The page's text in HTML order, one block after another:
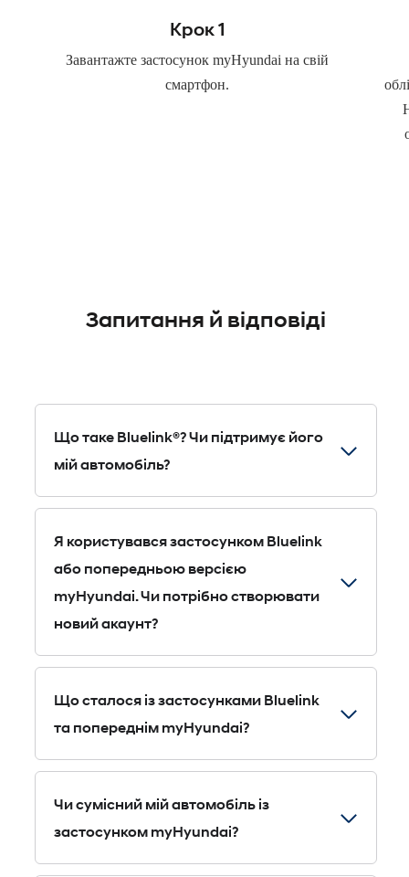
Крок 1
Завантажте застосунок myHyundai на свій
смартфон.
Запитання й відповіді
Що таке Bluelink®? Чи підтримує його
мій автомобіль?
Bluelink® дозволяє завжди залишатися на зв’язку з вашим
автомобілем завдяки сервісам, які роблять керування
myHyundai використовує Bluelink® для отримання актуальної
інформації про автомобіль. Детальніше у розділі Bluelink®
Services.
Я користувався застосунком Bluelink
або попередньою версією
myHyundai. Чи потрібно створювати
новий акаунт?
Ні, ви можете увійти в новий застосунок myHyundai,
використовуючи наявні дані Hyundai Account.
Що сталося із застосунками Bluelink
та попереднім myHyundai?
Їх замінює новий застосунок myHyundai. Тепер усі функції:
дистанційне керування, дані про водіння, сервіси та Hyundai
Чи сумісний мій автомобіль із
застосунком myHyundai?